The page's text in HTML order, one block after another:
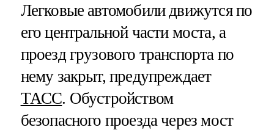
Легковые автомобили движутся по
его центральной части моста, а
проезд грузового транспорта по
нему закрыт, предупреждает
ТАСС. Обустройством
безопасного проезда через мост